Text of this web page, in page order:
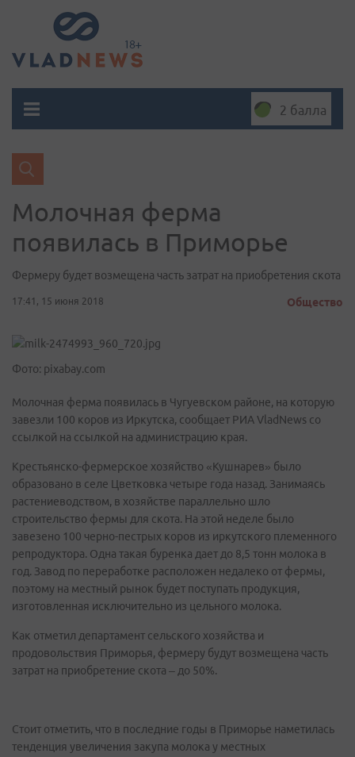
2 балла
Молочная ферма
появилась в Приморье
Фермеру будет возмещена часть затрат на приобретения скота
17:41, 15 июня 2018 Общество
Фото: pixabay.com
Молочная ферма появилась в Чугуевском районе, на которую
завезли 100 коров из Иркутска, сообщает РИА VladNews со
ссылкой на ссылкой на администрацию края.
Крестьянско-фермерское хозяйство «Кушнарев» было
образовано в селе Цветковка четыре года назад. Занимаясь
растениеводством, в хозяйстве параллельно шло
строительство фермы для скота. На этой неделе было
завезено 100 черно-пестрых коров из иркутского племенного
репродуктора. Одна такая буренка дает до 8,5 тонн молока в
год. Завод по переработке расположен недалеко от фермы,
поэтому на местный рынок будет поступать продукция,
изготовленная исключительно из цельного молока.
Как отметил департамент сельского хозяйства и
продовольствия Приморья, фермеру будут возмещена часть
затрат на приобретение скота – до 50%.
Стоит отметить, что в последние годы в Приморье наметилась
тенденция увеличения закупа молока у местных